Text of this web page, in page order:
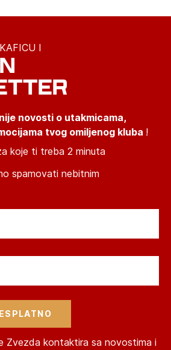
I
novosti o utakmicama,
tvog omiljenog kluba !
koje ti treba 2 minuta
spamovati nebitnim
Zvezda kontaktira sa novostima i